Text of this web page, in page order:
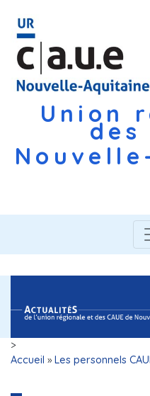
Union
des
>
Accueil » Les personnels